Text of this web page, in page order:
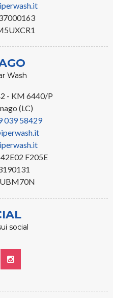
Wash
- KM 6440/P
(LC)
039 58429
F205E
social